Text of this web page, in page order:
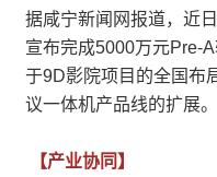
据咸宁新闻网报道，近
宣布完成5000万元Pre-
于9D影院项目的全国布
议一体机产品线的扩展。
【产业协同】